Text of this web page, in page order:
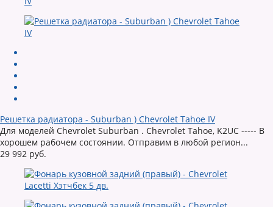
Решетка радиатора - Suburban ) Chevrolet Tahoe IV
Для моделей Chevrolet Suburban . Chevrolet Tahoe, K2UC ----- В
хорошем рабочем состоянии. Отправим в любой регион...
29 992 руб.